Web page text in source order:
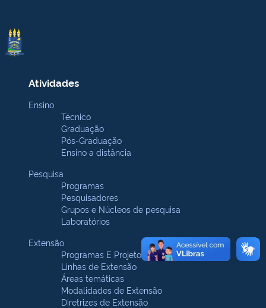
Atividades
Ensino
Técnico
Graduação
Pós-Graduação
Ensino a distância
Pesquisa
Programas
Pesquisadores
Grupos e Núcleos de pesquisa
Laboratórios
Extensão
Programas E Projetos
Linhas de Extensão
Áreas temáticas
Modalidades de Extensão
Diretrizes de Extensão